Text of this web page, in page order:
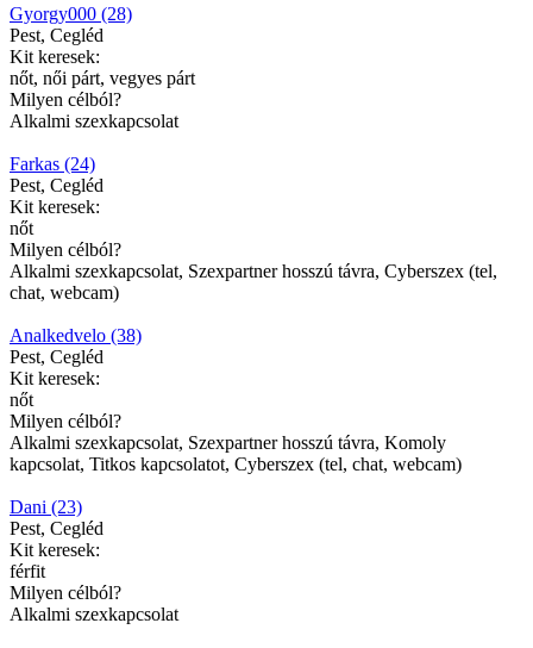
Gyorgy000 (28)
Pest, Cegléd
Kit keresek:
nőt, női párt, vegyes párt
Milyen célból?
Alkalmi szexkapcsolat
Farkas (24)
Pest, Cegléd
Kit keresek:
nőt
Milyen célból?
Alkalmi szexkapcsolat, Szexpartner hosszú távra, Cyberszex (tel,
chat, webcam)
Analkedvelo (38)
Pest, Cegléd
Kit keresek:
nőt
Milyen célból?
Alkalmi szexkapcsolat, Szexpartner hosszú távra, Komoly
kapcsolat, Titkos kapcsolatot, Cyberszex (tel, chat, webcam)
Dani (23)
Pest, Cegléd
Kit keresek:
férfit
Milyen célból?
Alkalmi szexkapcsolat